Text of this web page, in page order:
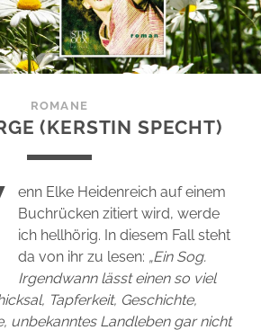
ROMANE
(KERSTIN SPECHT)
enn Elke Heidenreich auf einem
Buchrücken zitiert wird, werde
ich hellhörig. In diesem Fall steht
da von ihr zu lesen: „Ein Sog.
Irgendwann lässt einen so viel
Tapferkeit, Geschichte,
unbekanntes Landleben gar nicht